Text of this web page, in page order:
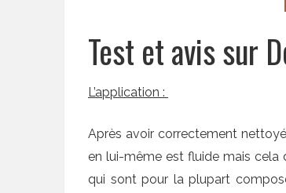
Test et avis sur
L’application :
Après avoir correctement
en lui-même est fluide mais cela
qui sont pour la plupart